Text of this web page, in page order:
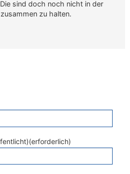
sind doch noch nicht in der
zu halten.